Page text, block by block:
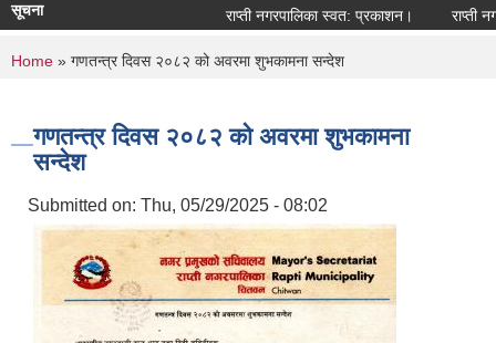
सूचना राप्ती नगरपालिका स्वत: प्रकाशन। राप्ती
You are here
Home » गणतन्त्र दिवस २०८२ को अवरमा शुभकामना सन्देश
गणतन्त्र दिवस २०८२ को अवरमा शुभकामना
सन्देश
Submitted on: Thu, 05/29/2025 - 08:02